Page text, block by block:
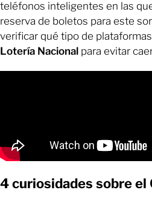
teléfonos inteligentes en las
reserva de boletos para este
verificar qué tipo de
Lotería Nacional para evitar
4 curiosidades sobre el